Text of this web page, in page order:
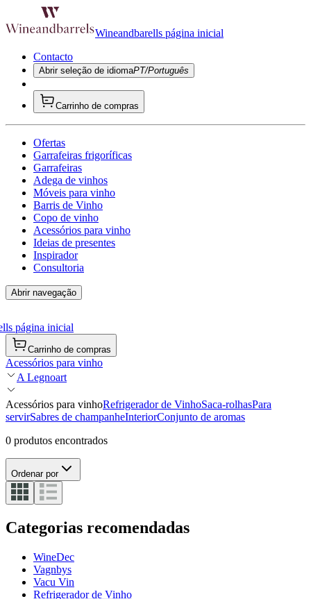
Wineandbarells página inicial
Contacto
Abrir seleção de idiomaPT/Português
Carrinho de compras
Ofertas
Garrafeiras frigoríficas
Garrafeiras
Adega de vinhos
Móveis para vinho
Barris de Vinho
Copo de vinho
Acessórios para vinho
Ideias de presentes
Inspirador
Consultoria
Abrir navegação
página inicial
Carrinho de compras
Acessórios para vinho
A Legnoart
Acessórios para vinhoRefrigerador de VinhoSaca-rolhasPara
servirSabres de champanheInteriorConjunto de aromas
0 produtos encontrados
Ordenar por
Categorias recomendadas
WineDec
Vagnbys
Vacu Vin
Refrigerador de Vinho